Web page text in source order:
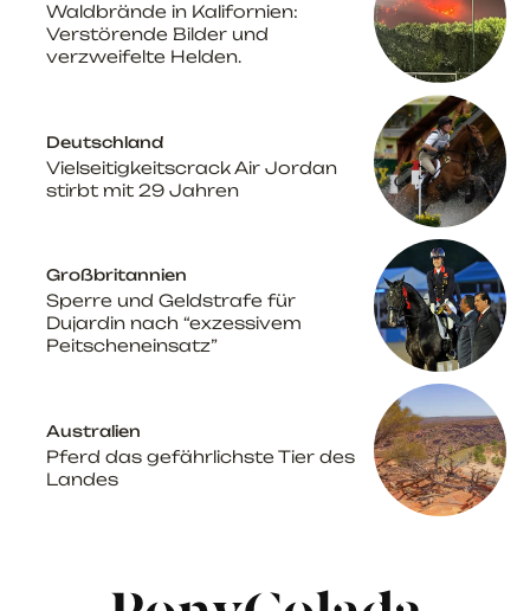
Waldbrände in Kalifornien:
Verstörende Bilder und
verzweifelte Helden.
Deutschland
Vielseitigkeitscrack Air Jordan
stirbt mit 29 Jahren
Großbritannien
Sperre und Geldstrafe für
Dujardin nach “exzessivem
Peitscheneinsatz”
Australien
Pferd das gefährlichste Tier des
Landes